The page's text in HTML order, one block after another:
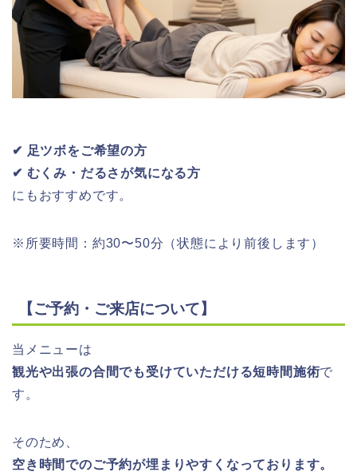
✔ 足ツボをご希望の方
✔ むくみ・だるさが気になる方
にもおすすめです。
※所要時間：約30〜50分（状態により前後します）
【ご予約・ご来店について】
当メニューは
観光や出張の合間でも受けていただける短時間施術で
す。
そのため、
空き時間でのご予約が埋まりやすくなっております。